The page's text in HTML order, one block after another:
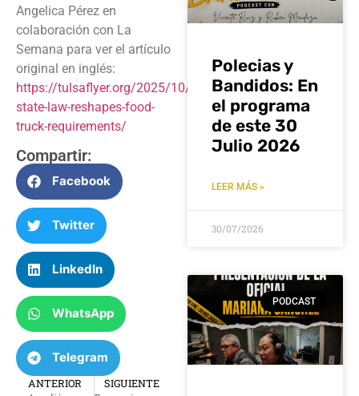
Angelica Pérez en
colaboración con La
Semana para ver el artículo
original en inglés:
https://tulsaflyer.org/2025/10/29/news/post/new-
state-law-reshapes-food-
truck-requirements/
Compartir:
Facebook
Twitter
LinkedIn
WhatsApp
Telegram
ANTERIOR SIGUIENTE
Polecias y
Bandidos: En
el programa
de este 30
Julio 2026
LEER MÁS »
30/07/2026
PODCAST